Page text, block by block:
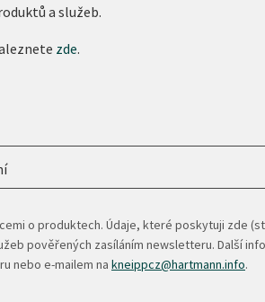
a služeb.
zde.
o produktech. Údaje, které poskytuji zde
pověřených zasíláním newsletteru. Další
nebo e-mailem na kneippcz@hartmann.info.